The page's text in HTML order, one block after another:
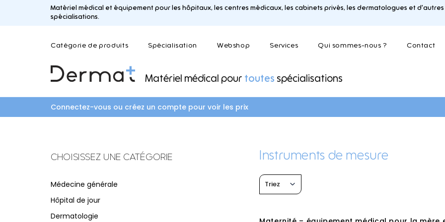
Matériel médical et équipement pour les hôpitaux, les centres médicaux, les cabinets privés, les dermatologues et d'autres
spécialisations.
Catégorie de produits Spécialisation Webshop Services Qui sommes-nous ? Contact
Dermatologie
Dermatologie
Matériel médical pour toutes spécialisations
Connectez-vous ou créez un compte pour voir les prix
CHOISISSEZ UNE CATÉGORIE
Médecine générale
Hôpital de jour
Dermatologie
Instruments de mesure
Triez